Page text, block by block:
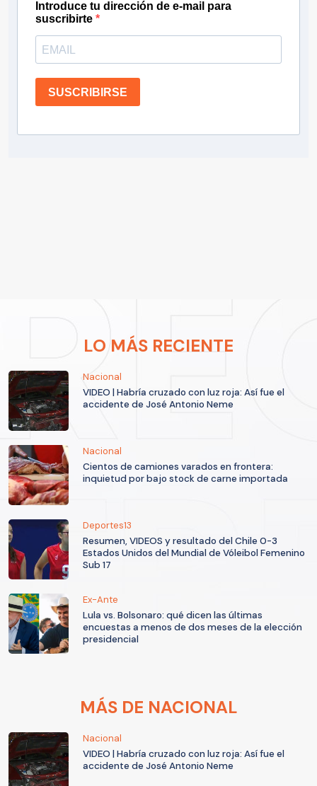
Introduce tu dirección de e-mail para
suscribirte
SUSCRIBIRSE
LO MÁS RECIENTE
Nacional
VIDEO | Habría cruzado con luz roja: Así fue el
accidente de José Antonio Neme
Nacional
Cientos de camiones varados en frontera:
inquietud por bajo stock de carne importada
Deportes13
Resumen, VIDEOS y resultado del Chile 0-3
Estados Unidos del Mundial de Vóleibol Femenino
Sub 17
Ex-Ante
Lula vs. Bolsonaro: qué dicen las últimas
encuestas a menos de dos meses de la elección
presidencial
MÁS DE NACIONAL
Nacional
VIDEO | Habría cruzado con luz roja: Así fue el
accidente de José Antonio Neme